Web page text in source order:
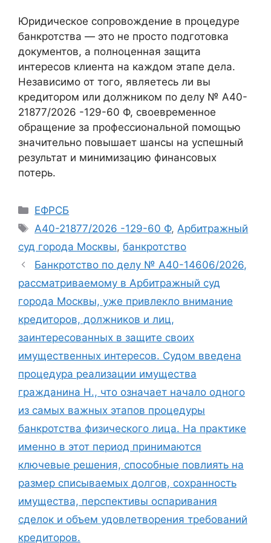
Юридическое сопровождение в процедуре
банкротства — это не просто подготовка
документов, а полноценная защита
интересов клиента на каждом этапе дела.
Независимо от того, являетесь ли вы
кредитором или должником по делу № А40-
21877/2026 -129-60 Ф, своевременное
обращение за профессиональной помощью
значительно повышает шансы на успешный
результат и минимизацию финансовых
потерь.
Рубрики
ЕФРСБ
Метки
А40-21877/2026 -129-60 Ф,Арбитражный
суд города Москвы, банкротство
Банкротство по делу № А40-14606/2026,
рассматриваемому в Арбитражный суд
города Москвы, уже привлекло внимание
кредиторов, должников и лиц,
заинтересованных в защите своих
имущественных интересов. Судом введена
процедура реализации имущества
гражданина Н., что означает начало одного
из самых важных этапов процедуры
банкротства физического лица. На практике
именно в этот период принимаются
ключевые решения, способные повлиять на
размер списываемых долгов, сохранность
имущества, перспективы оспаривания
сделок и объем удовлетворения требований
кредиторов.